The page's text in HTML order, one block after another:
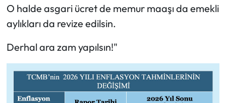
O halde asgari ücret de memur maaşı da emekli
aylıkları da revize edilsin.
Derhal ara zam yapılsın!"